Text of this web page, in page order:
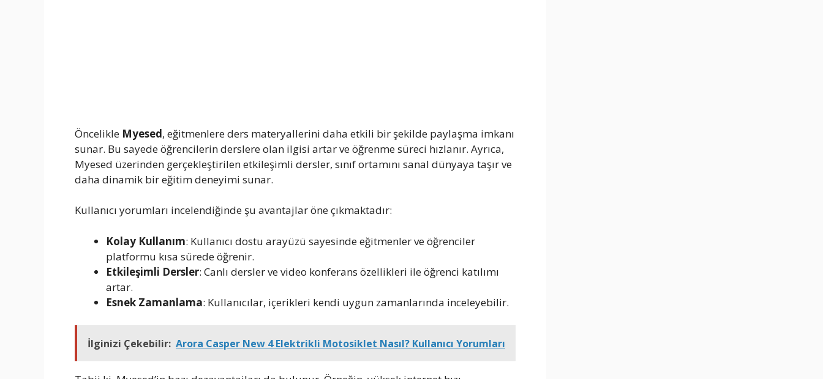
Öncelikle Myesed, eğitmenlere ders materyallerini daha etkili bir şekilde paylaşma imkanı
sunar. Bu sayede öğrencilerin derslere olan ilgisi artar ve öğrenme süreci hızlanır. Ayrıca,
Myesed üzerinden gerçekleştirilen etkileşimli dersler, sınıf ortamını sanal dünyaya taşır ve
daha dinamik bir eğitim deneyimi sunar.
Kullanıcı yorumları incelendiğinde şu avantajlar öne çıkmaktadır:
Kolay Kullanım: Kullanıcı dostu arayüzü sayesinde eğitmenler ve öğrenciler
platformu kısa sürede öğrenir.
Etkileşimli Dersler: Canlı dersler ve video konferans özellikleri ile öğrenci katılımı
artar.
Esnek Zamanlama: Kullanıcılar, içerikleri kendi uygun zamanlarında inceleyebilir.
İlginizi Çekebilir: Arora Casper New 4 Elektrikli Motosiklet Nasıl? Kullanıcı Yorumları